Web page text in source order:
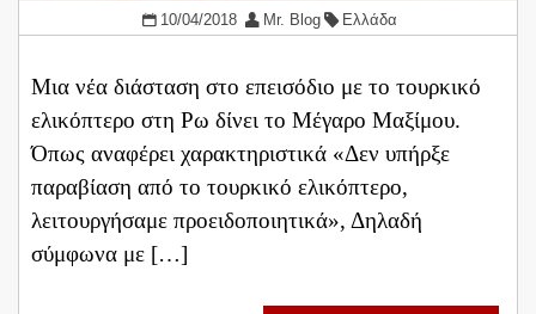
10/04/2018 Mr. Blog Ελλάδα
Μια νέα διάσταση στο επεισόδιο με το τουρκικό
ελικόπτερο στη Ρω δίνει το Μέγαρο Μαξίμου.
Όπως αναφέρει χαρακτηριστικά «Δεν υπήρξε
παραβίαση από το τουρκικό ελικόπτερο,
λειτουργήσαμε προειδοποιητικά», Δηλαδή
σύμφωνα με […]